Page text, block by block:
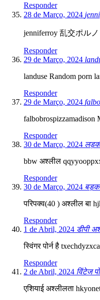
Responder
28 de Março, 2024
jenniferroy 乱交ポル
Responder
29 de Março, 2024
landuse Random porn
Responder
29 de Março, 2024
Responder
30 de Março, 2024
bbw अश्लील
Responder
30 de Março, 2024
परिपक्व(40 ) अश्लील बा
Responder
1 de Abril, 2024 डीपी
स्विंगर पोर्न है
Responder
2 de Abril, 2024 विंटेज
एशियाई अश्लीलता